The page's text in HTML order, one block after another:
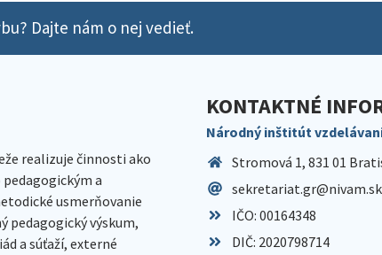
Dajte nám o nej vedieť.
realizuje činnosti ako
a
usmerňovanie
pedagogický výskum,
a súťaží, externé
KONTAKTNÉ
Národný inštitút
Stromová 1, 831 01
sekretariat.gr@nivam.sk
IČO: 00164348
DIČ: 2020798714